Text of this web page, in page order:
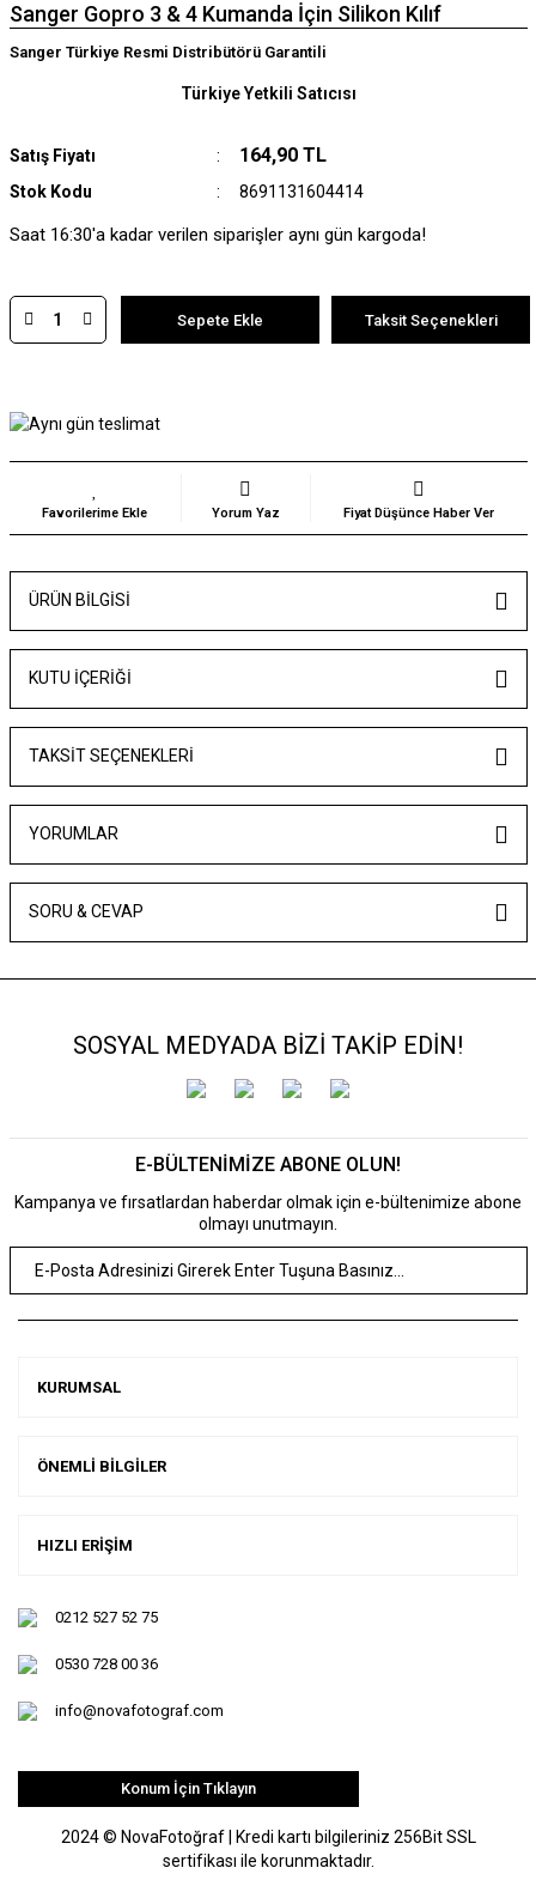
Sanger Gopro 3 & 4 Kumanda İçin Silikon Kılıf
Sanger Türkiye Resmi Distribütörü Garantili
Satış Fiyatı 164,90 TL
Stok Kodu 8691131604414
Türkiye Yetkili Satıcısı
Saat 16:30'a kadar verilen siparişler aynı gün kargoda!
Sepete Ekle Taksit Seçenekleri
Yorum Yaz Fiyat Düşünce Haber Ver
ÜRÜN BILGISI
KUTU İÇERİĞİ
TAKSIT SEÇENEKLERI
YORUMLAR
SORU & CEVAP
SOSYAL MEDYADA BİZİ TAKİP EDİN!
E-BÜLTENİMİZE ABONE OLUN!
Kampanya ve fırsatlardan haberdar olmak için e-bültenimize abone
olmayı unutmayın.
KURUMSAL
ÖNEMLİ BİLGİLER
HIZLI ERİŞİM
0212 527 52 75
0530 728 00 36
info@novafotograf.com
Konum İçin Tıklayın
2024 © NovaFotoğraf | Kredi kartı bilgileriniz 256Bit SSL
sertifikası ile korunmaktadır.